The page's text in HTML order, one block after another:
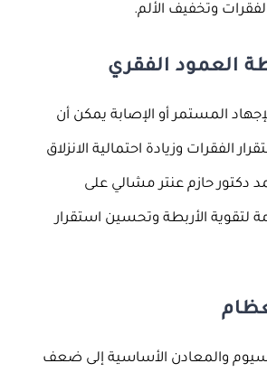
وتخفيف الألم.
العمود الفقري
المستمر أو الإصابة يمكن أن
الفقرات وزيادة احتمالية الانزلاق
دكتور حازم عنتر مشالي على
لتقوية الأربطة وتحسين استقرار
والمعادن الأساسية إلى ضعف